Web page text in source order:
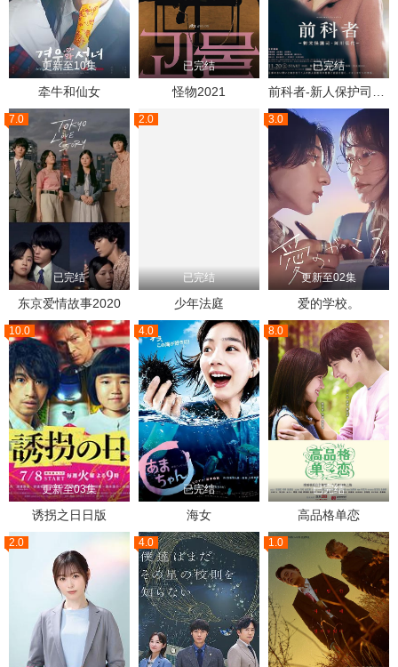
更新至10集
牵牛和仙女
已完结
怪物2021
已完结
7.0
已完结
东京爱情故事2020
2.0
已完结
少年法庭
3.0
更新至02集
爱的学校。
10.0
更新至03集
诱拐之日日版
4.0
已完结
海女
8.0
已完结
高品格单恋
2.0 4.0 1.0